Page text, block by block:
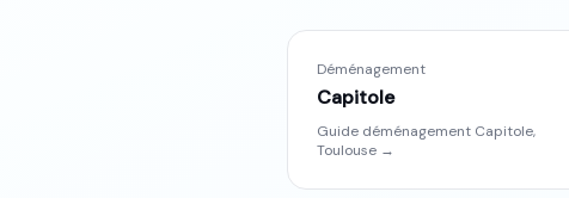
Déménagement
Capitole
Guide déménagement Capitole,
Toulouse →